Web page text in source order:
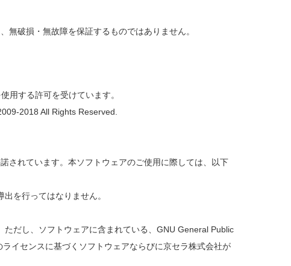
破損・無故障を保証するものではありません。
用する許可を受けています。
2018 All Rights Reserved.
されています。本ソフトウェアのご使用に際しては、以下
を行ってはなりません。
だし、ソフトウェアに含まれている、GNU General Public
イセンスに基づくソフトウェアならびに京セラ株式会社が